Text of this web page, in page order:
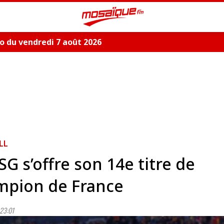
du vendredi 7 août 2026
s’offre son 14e titre de
de France